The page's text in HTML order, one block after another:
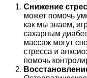
Снижение
может помочь
как мы знаем,
сахарным
массаж могут
стресса и
помочь